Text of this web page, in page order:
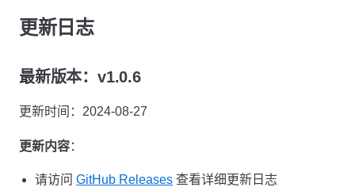
更新日志
最新版本：v1.0.6
更新时间：2024-08-27
更新内容：
请访问 GitHub Releases 查看详细更新日志